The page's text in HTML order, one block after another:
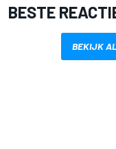
BESTE
BEKIJK